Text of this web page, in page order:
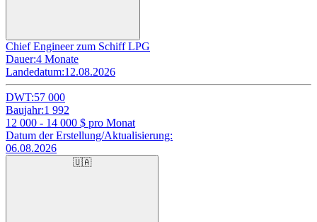
Chief Engineer zum Schiff LPG
Dauer:4 Monate
Landedatum:12.08.2026
DWT:57 000
Baujahr:1 992
12 000 - 14 000 $ pro Monat
Datum der Erstellung/Aktualisierung:
06.08.2026
🇺🇦